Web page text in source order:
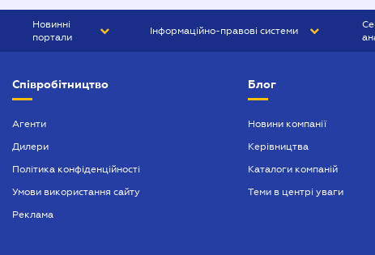
Новинні
портали
БІЗНЕС
Інформаційно-правові системи
БУХГАЛТЕР ПРОФ
Співробітництво
Агенти
Дилери
Політика конфіденційності
Умови використання сайту
Реклама
Блог
Новини компанії
Керівництва
Каталоги компаній
Теми в центрі уваги